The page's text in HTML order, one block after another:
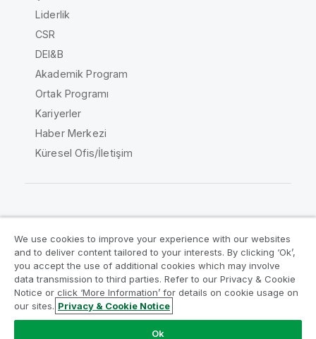
Liderlik
CSR
DEI&B
Akademik Program
Ortak Programı
Kariyerler
Haber Merkezi
Küresel Ofis/İletişim
Yasal sözleşmeler
Ürün Koşulları
Legal Policies
Legal Policies
Kullanım koşulları
Ticari markalar
Do Not Share My Info
We use cookies to improve your experience with our websites
and to deliver content tailored to your interests. By clicking ‘Ok’,
you accept the use of additional cookies which may involve
data transmission to third parties. Refer to our Privacy & Cookie
Notice or click ‘More Information’ for details on cookie usage on
our sites. Privacy & Cookie Notice
Ok